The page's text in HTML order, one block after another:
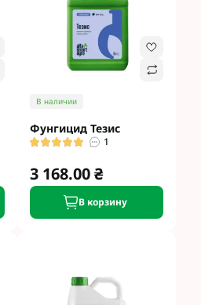
В наличии
Фунгицид Тезис
1
3 168.00 ₴
В корзину